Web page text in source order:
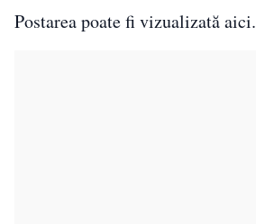
Postarea poate fi vizualizată aici.